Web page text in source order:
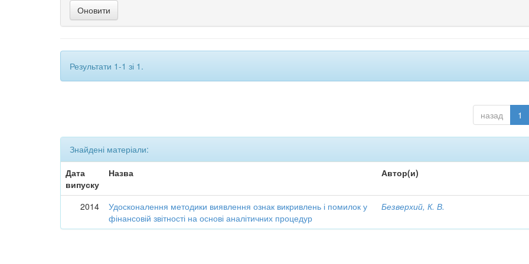
Результати 1-1 зі 1.
назад 1
Знайдені матеріали:
Дата
випуску
Назва Автор(и)
2014
Удосконалення методики виявлення ознак викривлень і помилок у
фінансовій звітності на основі аналітичних процедур
Безверхий, К. В.